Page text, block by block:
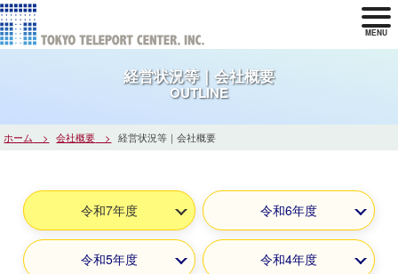
MENU
経営状況等｜会社概要
OUTLINE
ホーム 会社概要 経営状況等｜会社概要
令和7年度 令和6年度
令和5年度 令和4年度